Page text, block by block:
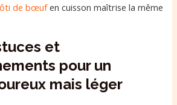
de bœufen cuisson maîtrise la même
et
pour un
mais léger